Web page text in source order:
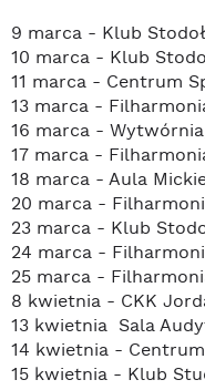
9 marca - Klub
10 marca - Klub
11 marca - Centrum
13 marca -
16 marca -
17 marca -
18 marca - Aula
20 marca -
23 marca - Klub
24 marca -
25 marca -
8 kwietnia - CKK
13 kwietnia Sala
14 kwietnia -
15 kwietnia - Klub